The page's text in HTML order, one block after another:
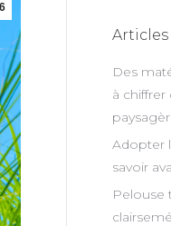
Des
à
Adopter
savoir
Pelouse